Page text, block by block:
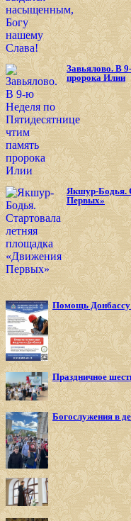
Завьялово. В
пророка Илии
Якшур-Бодья.
Первых»
Помощь Донбассу
Праздничное
Богослужения в